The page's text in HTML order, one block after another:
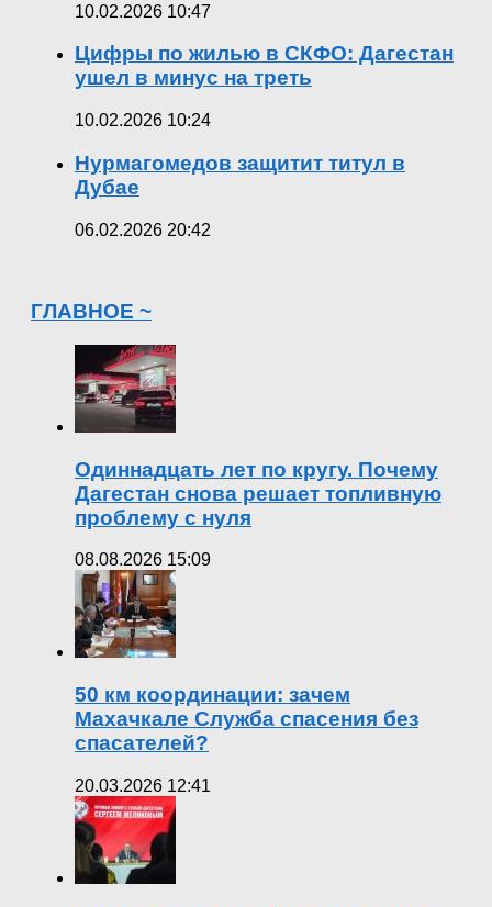
10.02.2026 10:47
Цифры по жилью в СКФО: Дагестан
ушел в минус на треть
10.02.2026 10:24
Нурмагомедов защитит титул в
Дубае
06.02.2026 20:42
ГЛАВНОЕ ~
Одиннадцать лет по кругу. Почему
Дагестан снова решает топливную
проблему с нуля
08.08.2026 15:09
50 км координации: зачем
Махачкале Служба спасения без
спасателей?
20.03.2026 12:41